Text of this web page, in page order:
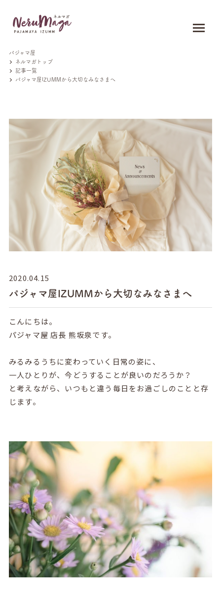
パジャマ屋
ネルマガトップ
記事一覧
パジャマ屋IZUMMから大切なみなさまへ
2020.04.15
パジャマ屋IZUMMから大切なみなさまへ
こんにちは。
パジャマ屋 店長 熊坂泉です。
みるみるうちに変わっていく日常の姿に、
一人ひとりが、今どうすることが良いのだろうか？
と考えながら、いつもと違う毎日をお過ごしのことと存
じます。